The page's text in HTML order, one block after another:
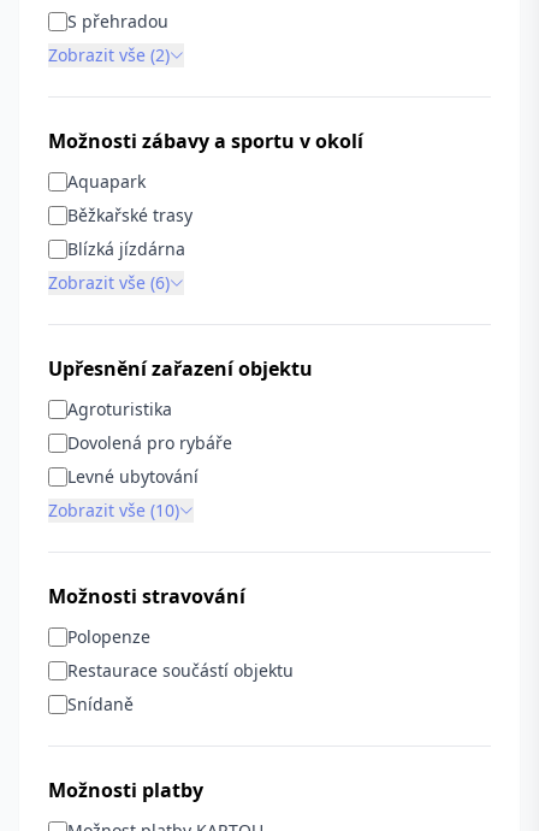
S přehradou
Zobrazit vše (2)
Možnosti zábavy a sportu v okolí
Aquapark
Běžkařské trasy
Blízká jízdárna
Zobrazit vše (6)
Upřesnění zařazení objektu
Agroturistika
Dovolená pro rybáře
Levné ubytování
Zobrazit vše (10)
Možnosti stravování
Polopenze
Restaurace součástí objektu
Snídaně
Možnosti platby